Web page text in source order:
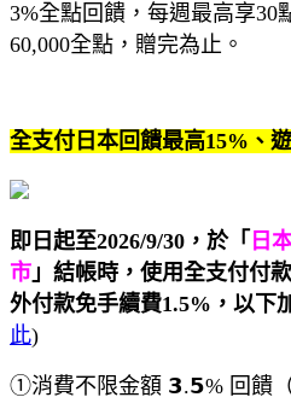
3%全點回饋，每週最高享30
60,000全點，贈完為止。
全支付日本回饋最高15%、
即日起至2026/9/30，於「 日
市 」結帳時，使用全支付付
外付款免手續費1.5%，以下
此)
①消費不限金額 𝟯.𝟱% 回饋